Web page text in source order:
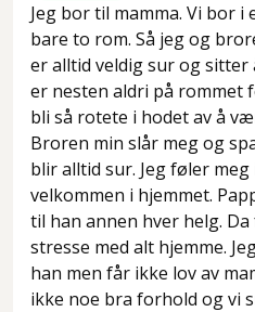
Jeg bor til mamma. Vi bor i
bare to rom. Så jeg og
er alltid veldig sur og sitter
er nesten aldri på rommet
bli så rotete i hodet av å
Broren min slår meg og
blir alltid sur. Jeg føler
velkommen i hjemmet.
til han annen hver helg.
stresse med alt hjemme.
han men får ikke lov av
ikke noe bra forhold og vi